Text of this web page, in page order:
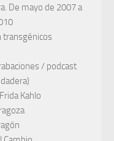
De mayo de 2007 a
transgénicos
/ podcast
Kahlo